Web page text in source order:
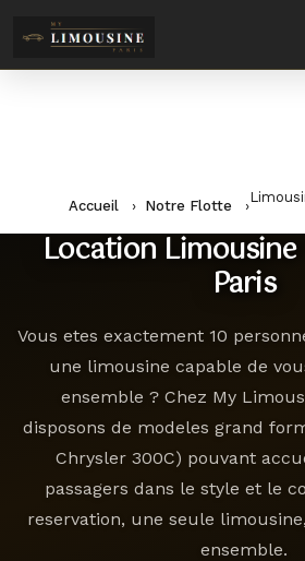
Véhicules
Blog
EN
Accueil › Notre Flotte ›
Location Limousine
Paris
Vous etes exactement 10
une limousine capable de
ensemble ? Chez My
disposons de modeles grand
Chrysler 300C) pouvant
passagers dans le style et le
reservation, une seule
ensemble.